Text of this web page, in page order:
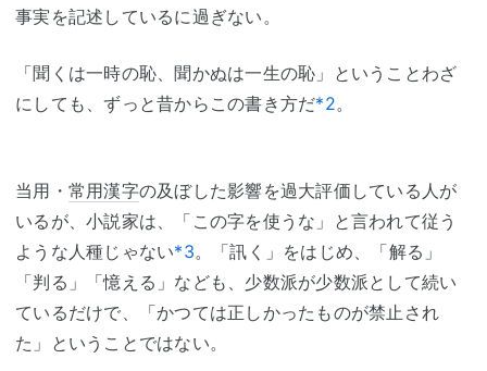
事実を記述しているに過ぎない。
「聞くは一時の恥、聞かぬは一生の恥」ということわざ
にしても、ずっと昔からこの書き方だ*2。
当用・ 常用漢字の及ぼした影響を過大評価している人が
いるが、小説家は、「この字を使うな」と言われて従う
ような人種じゃない*3。「訊く」をはじめ、「解る」
「判る」「憶える」なども、少数派が少数派として続い
ているだけで、「かつては正しかったものが禁止され
た」ということではない。